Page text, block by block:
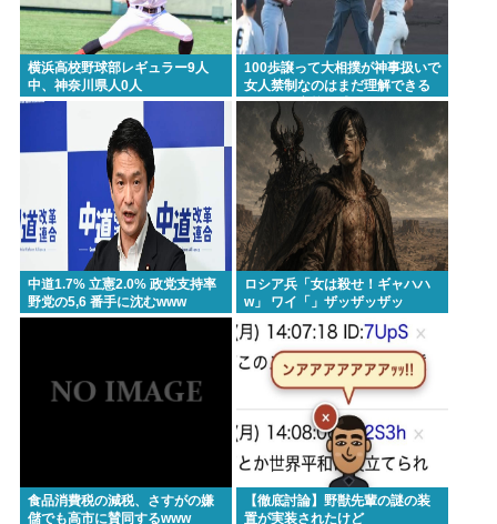
横浜高校野球部レギュラー9人
中、神奈川県人0人
100歩譲って大相撲が神事扱いで
女人禁制なのはまだ理解できる
として、高校野球のグラウンド
が女人禁制だったのはマジ意味
わからん
中道1.7% 立憲2.0% 政党支持率
野党の5,6 番手に沈むwww
ロシア兵「女は殺せ！ギャハハ
w」 ワイ「」ザッザッザッ
食品消費税の減税、さすがの嫌
儲でも高市に賛同するwww
【徹底討論】野獣先輩の謎の装
置が実装されたけど